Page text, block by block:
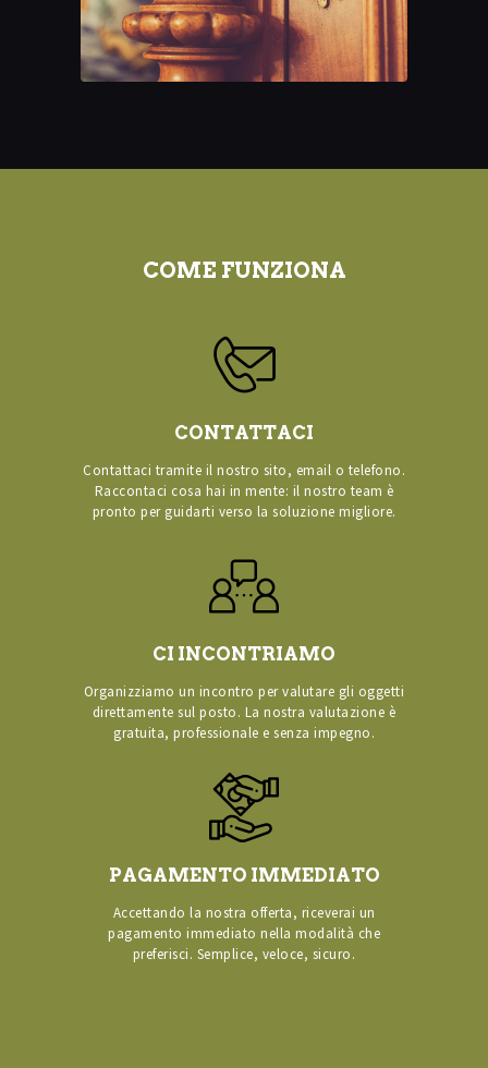
COME FUNZIONA
CONTATTACI
Contattaci tramite il nostro sito, email o telefono.
Raccontaci cosa hai in mente: il nostro team è
pronto per guidarti verso la soluzione migliore.
CI INCONTRIAMO
Organizziamo un incontro per valutare gli oggetti
direttamente sul posto. La nostra valutazione è
gratuita, professionale e senza impegno.
PAGAMENTO IMMEDIATO
Accettando la nostra offerta, riceverai un
pagamento immediato nella modalità che
preferisci. Semplice, veloce, sicuro.